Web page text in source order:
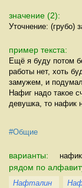
значение (2):
Уточнение: (грубо)
пример текста:
Ещё я буду потом
работы нет, хоть
замужем, и
Нафиг надо такое
девушка, то нафик
#Общие
варианты:
рядом по
Нафталин